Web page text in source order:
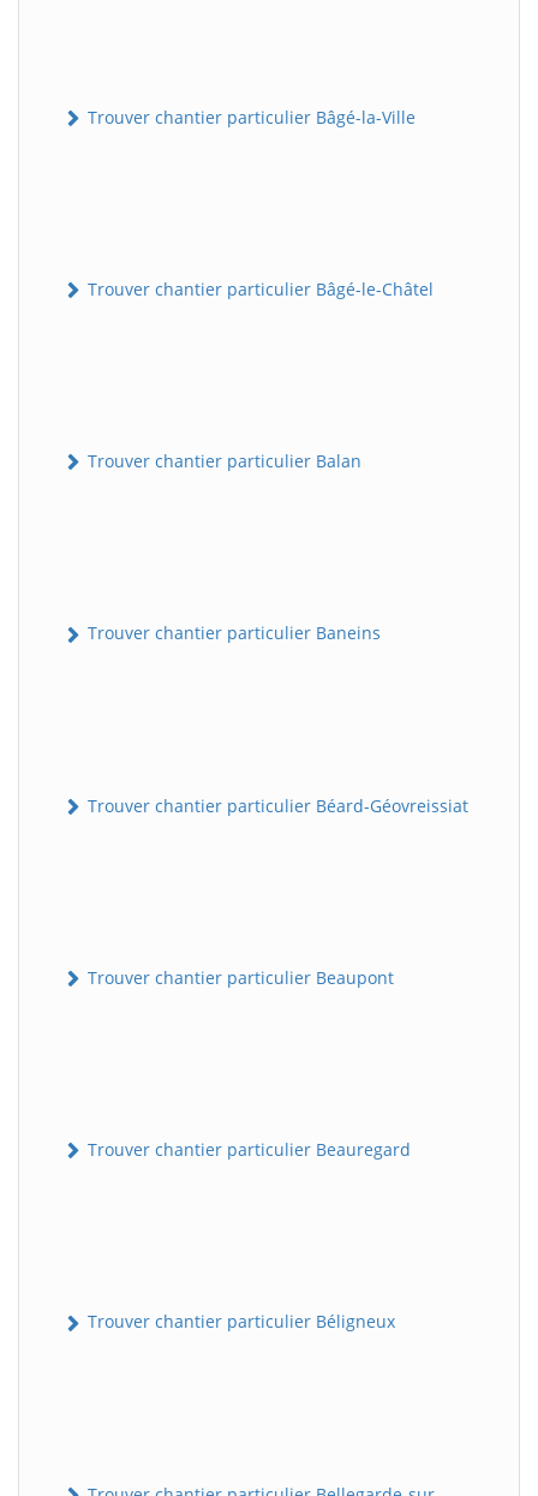
Trouver chantier particulier Bâgé-la-Ville
Trouver chantier particulier Bâgé-le-Châtel
Trouver chantier particulier Balan
Trouver chantier particulier Baneins
Trouver chantier particulier Béard-Géovreissiat
Trouver chantier particulier Beaupont
Trouver chantier particulier Beauregard
Trouver chantier particulier Béligneux